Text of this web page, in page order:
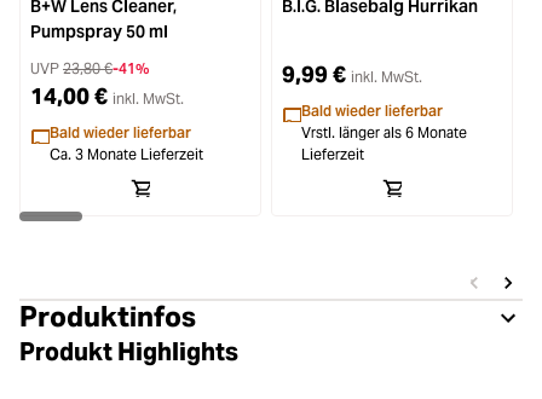
B+W Lens Cleaner,
Pumpspray 50 ml
UVP 23,80 €-41%
14,00 € inkl. MwSt.
Bald wieder lieferbar
Ca. 3 Monate Lieferzeit
B.I.G. Blasebalg Hurrikan
9,99 € inkl. MwSt.
Bald wieder lieferbar
Vrstl. länger als 6 Monate
Lieferzeit
Produktinfos
Produkt Highlights